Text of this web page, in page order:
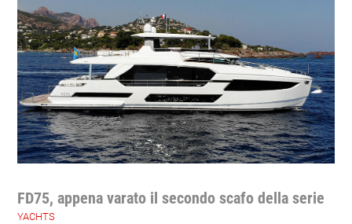
FD75, appena varato il secondo scafo della serie
YACHTS